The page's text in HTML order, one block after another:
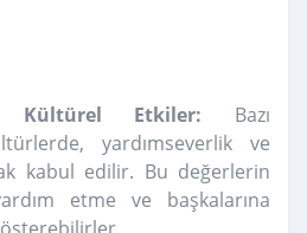
Kültürel Etkiler:
Bazı
yardımseverlik ve
kabul edilir. Bu değerlerin
etme ve başkalarına